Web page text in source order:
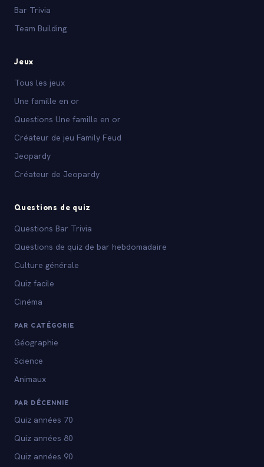
Bar Trivia
Team Building
Jeux
Tous les jeux
Une famille en or
Questions Une famille en or
Créateur de jeu Family Feud
Jeopardy
Créateur de Jeopardy
Questions de quiz
Questions Bar Trivia
Questions de quiz de bar hebdomadaire
Culture générale
Quiz facile
Cinéma
PAR CATÉGORIE
Géographie
Science
Animaux
PAR DÉCENNIE
Quiz années 70
Quiz années 80
Quiz années 90